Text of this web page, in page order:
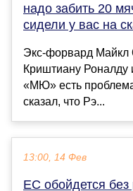
надо забить 20
сидели у вас на
Экс-форвард Майкл
Криштиану
«МЮ» есть
сказал, что Рэ...
13:00, 14 Фев
ЕС обойдется без